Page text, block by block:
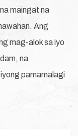
maingat na
Ang
mag-alok sa iyo
na
pamamalagi